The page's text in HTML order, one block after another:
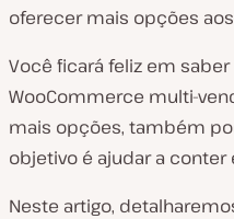
oferecer mais opções
Você ficará feliz em
WooCommerce multi-
mais opções, também
objetivo é ajudar a conter
Neste artigo,